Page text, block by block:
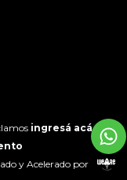
ingresá acá.
y Acelerado por